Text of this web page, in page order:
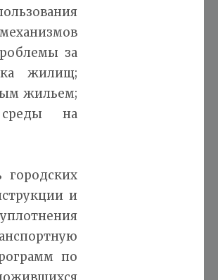
за
жилищ;
жильем;
среды на
и
по